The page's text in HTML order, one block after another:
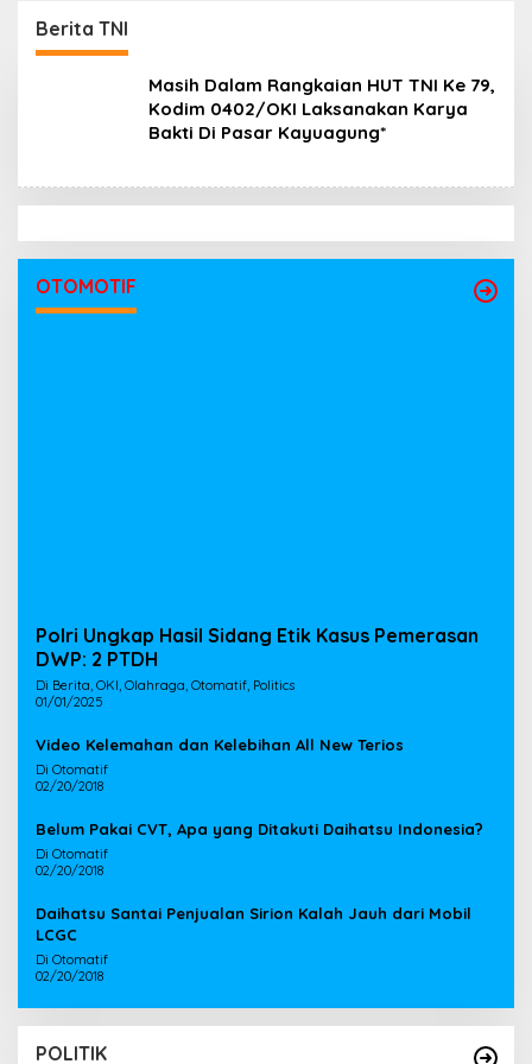
Berita TNI
Masih Dalam Rangkaian HUT TNI Ke 79,
Kodim 0402/OKI Laksanakan Karya
Bakti Di Pasar Kayuagung*
OTOMOTIF
Polri Ungkap Hasil Sidang Etik Kasus Pemerasan
DWP: 2 PTDH
Di Berita, OKI, Olahraga, Otomatif, Politics
01/01/2025
Video Kelemahan dan Kelebihan All New Terios
Di Otomatif
02/20/2018
Belum Pakai CVT, Apa yang Ditakuti Daihatsu Indonesia?
Di Otomatif
02/20/2018
Daihatsu Santai Penjualan Sirion Kalah Jauh dari Mobil
LCGC
Di Otomatif
02/20/2018
POLITIK